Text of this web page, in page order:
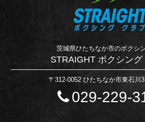
茨城県ひたちなか市のボクシ
STRAIGHT ボクシング
〒312-0052 ひたちなか市東石川
029-229-